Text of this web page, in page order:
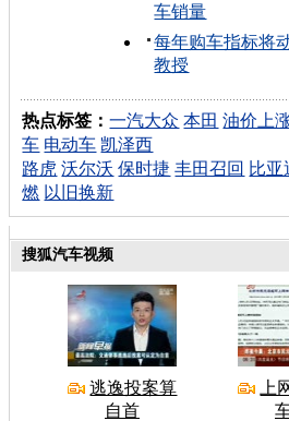
车销量
每年购车指标将
教授
热点标签：一汽大众 本田 油价上
车 电动车 凯泽西
路虎 沃尔沃 保时捷 丰田召回 比亚
燃 以旧换新
搜狐汽车视频
逃逸投案算
自首
上